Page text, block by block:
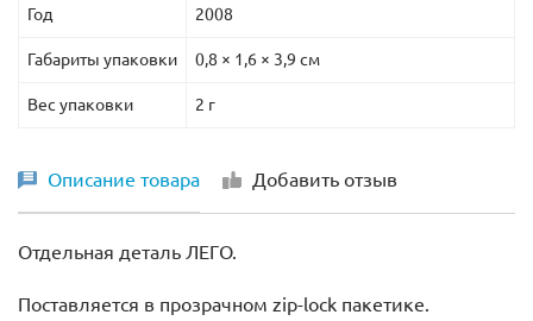
Год 2008
Габариты упаковки 0,8 × 1,6 × 3,9 см
Вес упаковки 2 г
Описание товара Добавить отзыв
Отдельная деталь ЛЕГО.
Поставляется в прозрачном zip-lock пакетике.